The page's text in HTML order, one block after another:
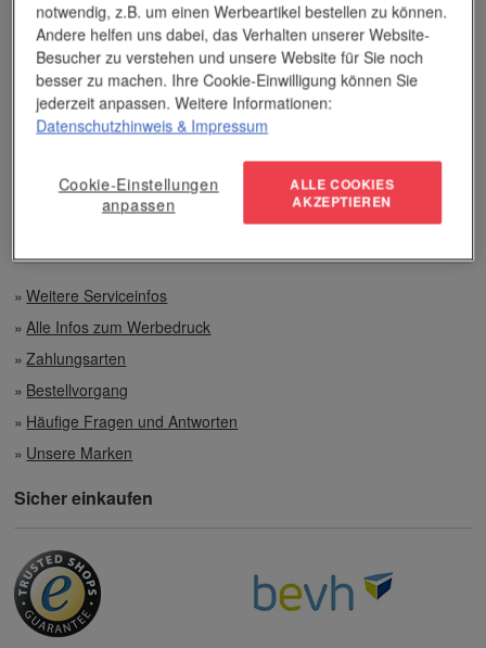
Unser Service
Individuelle Beratung
Zahlen per Rechnung
Preisvorteile auch bei geringen Mengen
Weitere Serviceinfos
Alle Infos zum Werbedruck
Zahlungsarten
Bestellvorgang
Häufige Fragen und Antworten
Unsere Marken
Sicher einkaufen
notwendig, z.B. um einen Werbeartikel bestellen zu können.
Andere helfen uns dabei, das Verhalten unserer Website-
Besucher zu verstehen und unsere Website für Sie noch
besser zu machen. Ihre Cookie-Einwilligung können Sie
jederzeit anpassen. Weitere Informationen:
Datenschutzhinweis & Impressum
Cookie-Einstellungen
anpassen
ALLE COOKIES
AKZEPTIEREN